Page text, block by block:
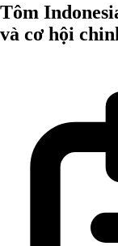
Tôm
và cơ hội